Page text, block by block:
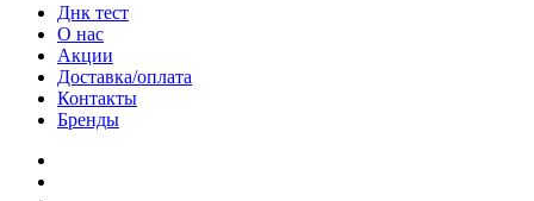
Днк тест
О нас
Акции
Доставка/оплата
Контакты
Бренды